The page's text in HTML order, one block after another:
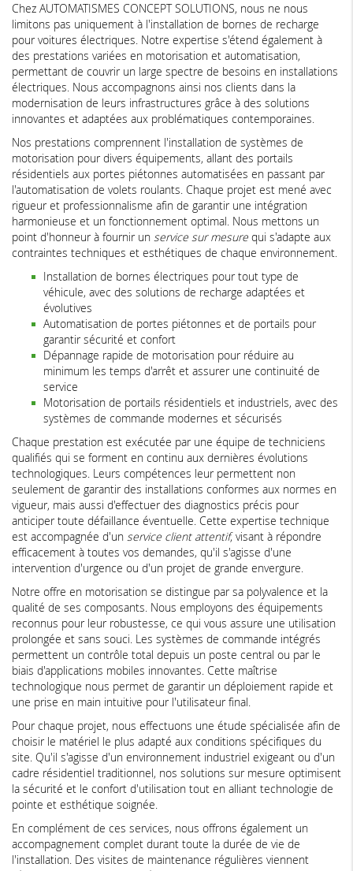
Chez AUTOMATISMES CONCEPT SOLUTIONS, nous ne nous
limitons pas uniquement à l'installation de bornes de recharge
pour voitures électriques. Notre expertise s'étend également à
des prestations variées en motorisation et automatisation,
permettant de couvrir un large spectre de besoins en installations
électriques. Nous accompagnons ainsi nos clients dans la
modernisation de leurs infrastructures grâce à des solutions
innovantes et adaptées aux problématiques contemporaines.
Nos prestations comprennent l'installation de systèmes de
motorisation pour divers équipements, allant des portails
résidentiels aux portes piétonnes automatisées en passant par
l'automatisation de volets roulants. Chaque projet est mené avec
rigueur et professionnalisme afin de garantir une intégration
harmonieuse et un fonctionnement optimal. Nous mettons un
point d'honneur à fournir un service sur mesure qui s'adapte aux
contraintes techniques et esthétiques de chaque environnement.
Installation de bornes électriques pour tout type de
véhicule, avec des solutions de recharge adaptées et
évolutives
Automatisation de portes piétonnes et de portails pour
garantir sécurité et confort
Dépannage rapide de motorisation pour réduire au
minimum les temps d'arrêt et assurer une continuité de
service
Motorisation de portails résidentiels et industriels, avec des
systèmes de commande modernes et sécurisés
Chaque prestation est exécutée par une équipe de techniciens
qualifiés qui se forment en continu aux dernières évolutions
technologiques. Leurs compétences leur permettent non
seulement de garantir des installations conformes aux normes en
vigueur, mais aussi d'effectuer des diagnostics précis pour
anticiper toute défaillance éventuelle. Cette expertise technique
est accompagnée d'un service client attentif, visant à répondre
efficacement à toutes vos demandes, qu'il s'agisse d'une
intervention d'urgence ou d'un projet de grande envergure.
Notre offre en motorisation se distingue par sa polyvalence et la
qualité de ses composants. Nous employons des équipements
reconnus pour leur robustesse, ce qui vous assure une utilisation
prolongée et sans souci. Les systèmes de commande intégrés
permettent un contrôle total depuis un poste central ou par le
biais d'applications mobiles innovantes. Cette maîtrise
technologique nous permet de garantir un déploiement rapide et
une prise en main intuitive pour l'utilisateur final.
Pour chaque projet, nous effectuons une étude spécialisée afin de
choisir le matériel le plus adapté aux conditions spécifiques du
site. Qu'il s'agisse d'un environnement industriel exigeant ou d'un
cadre résidentiel traditionnel, nos solutions sur mesure optimisent
la sécurité et le confort d'utilisation tout en alliant technologie de
pointe et esthétique soignée.
En complément de ces services, nous offrons également un
accompagnement complet durant toute la durée de vie de
l'installation. Des visites de maintenance régulières viennent